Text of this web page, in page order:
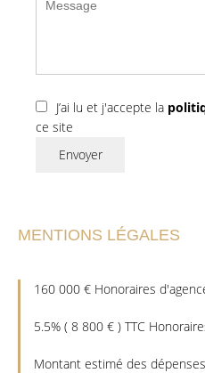
J’ai lu et j'accepte la
ce site
Envoyer
MENTIONS LÉGALES
160 000 € Honoraires
5.5% ( 8 800 € ) TTC
Montant estimé des